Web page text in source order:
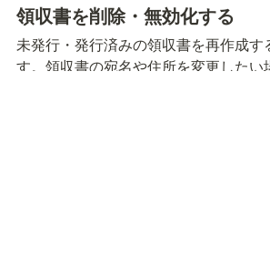
領収書を削除・無効化する
未発行・発行済みの領収書を再作成す
す。領収書の宛名や住所を変更したい